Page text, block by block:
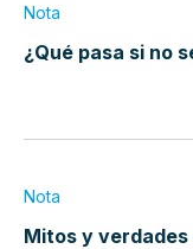
Nota
¿Qué pasa si no
Nota
Mitos y verdades